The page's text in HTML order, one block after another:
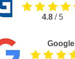
4.8 / 5
Google